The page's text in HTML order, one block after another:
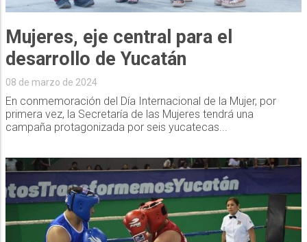
Mujeres, eje central para el
desarrollo de Yucatán
08 de marzo de 2024
En conmemoración del Día Internacional de la Mujer, por
primera vez, la Secretaría de las Mujeres tendrá una
campaña protagonizada por seis yucatecas...